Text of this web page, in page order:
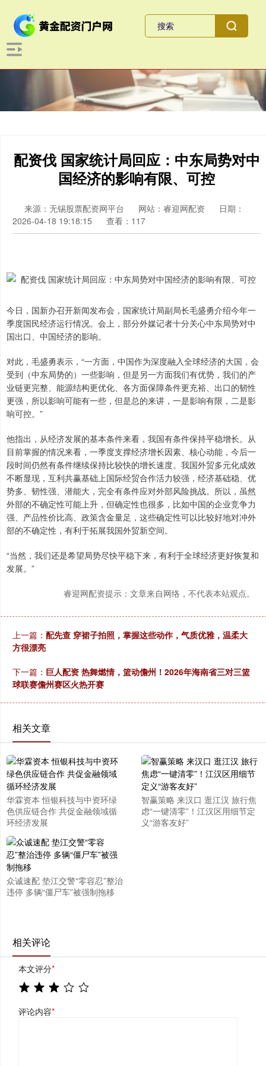
配资伐 国家统计局回应：中东局势对中
国经济的影响有限、可控
来源：无锡股票配资网平台 网站：睿迎网配资
日期：
2026-04-18 19:18:15
查看：117
今日，国新办召开新闻发布会，国家统计局副局长毛盛勇介绍今年一
季度国民经济运行情况。会上，部分外媒记者十分关心中东局势对中
国出口、中国经济的影响。
对此，毛盛勇表示，“一方面，中国作为深度融入全球经济的大国，会
受到（中东局势的）一些影响，但是另一方面我们有优势，我们的产
业链更完整、能源结构更优化、各方面保障条件更充裕、出口的韧性
更强，所以影响可能有一些，但是总的来讲，一是影响有限，二是影
响可控。”
他指出，从经济发展的基本条件来看，我国有条件保持平稳增长。从
目前掌握的情况来看，一季度支撑经济增长因素、核心动能，今后一
段时间仍然有条件继续保持比较快的增长速度。我国外贸多元化成效
不断显现，互利共赢基础上国际经贸合作活力较强，经济基础稳、优
势多、韧性强、潜能大，完全有条件应对外部风险挑战。所以，虽然
外部的不确定性可能上升，但确定性也很多，比如中国的企业竞争力
强、产品性价比高、政策含金量足，这些确定性可以比较好地对冲外
部的不确定性，有利于拓展我国外贸新空间。
“当然，我们还是希望局势尽快平稳下来，有利于全球经济更好恢复和
发展。”
睿迎网配资提示：文章来自网络，不代表本站观点。
上一篇： 配先查 穿裙子拍照，掌握这些动作，气质优雅，温柔大
方很漂亮
下一篇： 巨人配资 热舞燃情，篮动儋州！2026年海南省三对三篮
球联赛儋州赛区火热开赛
相关文章
华霖资本 恒银科技与中资环绿
色供应链合作 共促金融领域循
环经济发展
智赢策略 来汉口 逛江汉 旅行焦
虑“一键清零”！江汉区用细节定
义“游客友好”
众诚速配 垫江交警“零容忍”整治
违停 多辆“僵尸车”被强制拖移
相关评论
本文评分*
评论内容*